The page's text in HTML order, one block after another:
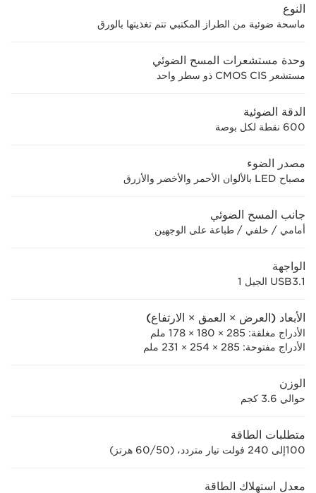
النوع
ماسحة ضوئية من الطراز المكتبي تتم تغذيتها بالورق
وحدة مستشعرات المسح الضوئي
مستشعر CMOS CIS ذو سطر واحد
الدقة الضوئية
600 نقطة لكل بوصة
مصدر الضوء
مصباح LED بالألوان الأحمر والأخضر والأزرق
جانب المسح الضوئي
أمامي / خلفي / طباعة على الوجهين
الواجهة
USB3.1 الجيل 1
الأبعاد (العرض × العمق × الارتفاع)
الأدراج مغلقة: 285 × 180 × 178 ملم
الأدراج مفتوحة: 285 × 254 × 231 ملم
الوزن
حوالي 3.6 كجم
متطلبات الطاقة
100إلى 240 فولت تيار متردد، (50/‏60 هرتز)
معدل استهلاك الطاقة